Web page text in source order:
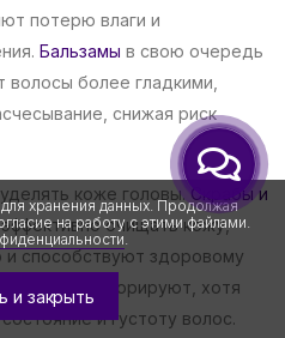
потерю влаги и
Бальзамы в свою очередь
волосы более гладкими,
снижая риск
коже головы.Скрабы и
очищать кожу,
способствуют здоровому
часто игнорируют, хотя
и густоту волос.
хранения данных. Продолжая
на работу с этими файлами.
.
и закрыть